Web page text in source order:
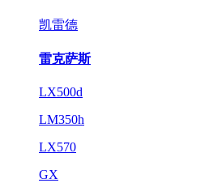
凯雷德
雷克萨斯
LX500d
LM350h
LX570
GX